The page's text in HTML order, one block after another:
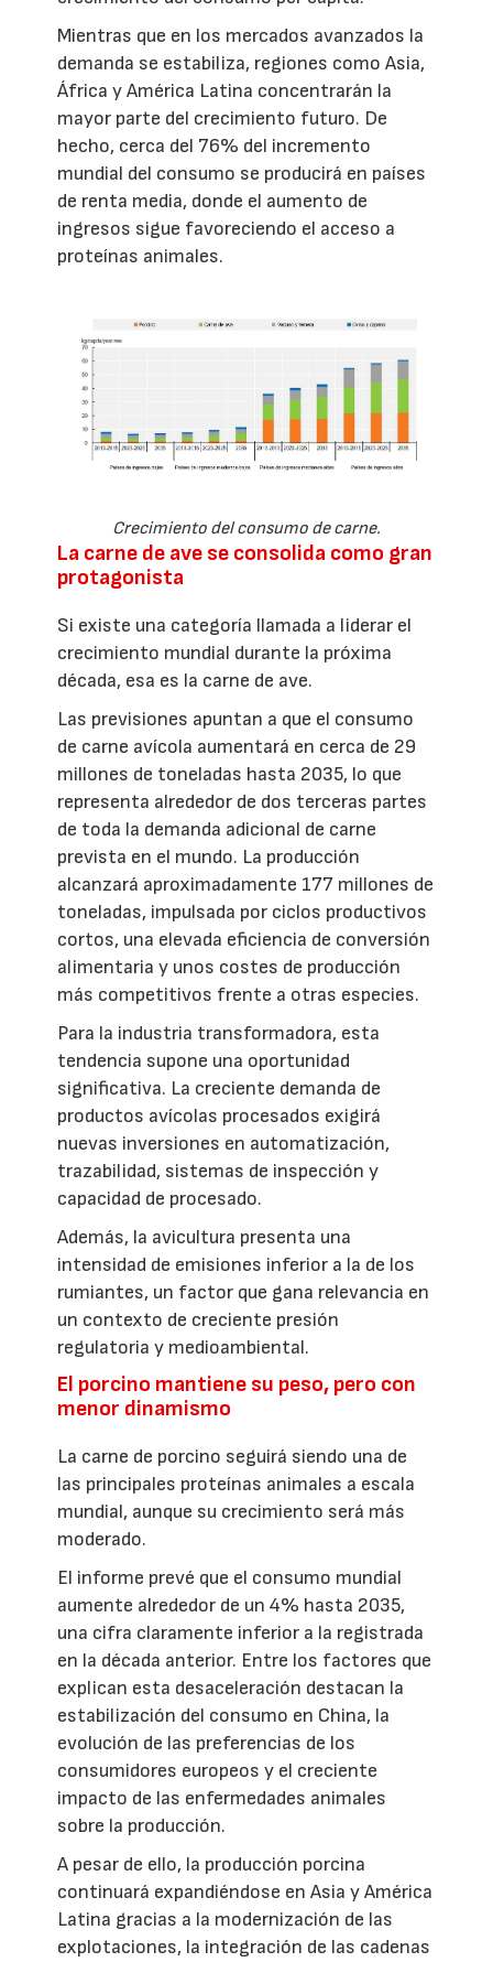
Mientras que en los mercados avanzados la
demanda se estabiliza, regiones como Asia,
África y América Latina concentrarán la
mayor parte del crecimiento futuro. De
hecho, cerca del 76% del incremento
mundial del consumo se producirá en países
de renta media, donde el aumento de
ingresos sigue favoreciendo el acceso a
proteínas animales.
Crecimiento del consumo de carne.
La carne de ave se consolida como gran
protagonista
Si existe una categoría llamada a liderar el
crecimiento mundial durante la próxima
década, esa es la carne de ave.
Las previsiones apuntan a que el consumo
de carne avícola aumentará en cerca de 29
millones de toneladas hasta 2035, lo que
representa alrededor de dos terceras partes
de toda la demanda adicional de carne
prevista en el mundo. La producción
alcanzará aproximadamente 177 millones de
toneladas, impulsada por ciclos productivos
cortos, una elevada eficiencia de conversión
alimentaria y unos costes de producción
más competitivos frente a otras especies.
Para la industria transformadora, esta
tendencia supone una oportunidad
significativa. La creciente demanda de
productos avícolas procesados exigirá
nuevas inversiones en automatización,
trazabilidad, sistemas de inspección y
capacidad de procesado.
Además, la avicultura presenta una
intensidad de emisiones inferior a la de los
rumiantes, un factor que gana relevancia en
un contexto de creciente presión
regulatoria y medioambiental.
El porcino mantiene su peso, pero con
menor dinamismo
La carne de porcino seguirá siendo una de
las principales proteínas animales a escala
mundial, aunque su crecimiento será más
moderado.
El informe prevé que el consumo mundial
aumente alrededor de un 4% hasta 2035,
una cifra claramente inferior a la registrada
en la década anterior. Entre los factores que
explican esta desaceleración destacan la
estabilización del consumo en China, la
evolución de las preferencias de los
consumidores europeos y el creciente
impacto de las enfermedades animales
sobre la producción.
A pesar de ello, la producción porcina
continuará expandiéndose en Asia y América
Latina gracias a la modernización de las
explotaciones, la integración de las cadenas